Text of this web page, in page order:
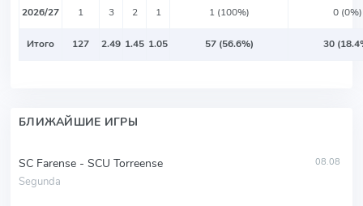
2026/27
1 3 2 1 1 (100%) 0 (0%)
Итого 127 2.49 1.45 1.05 57 (56.6%) 30
БЛИЖАЙШИЕ ИГРЫ
SC Farense - SCU Torreense
Segunda
08.08